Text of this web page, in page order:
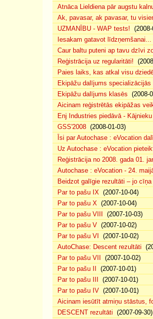
Atnāca Lieldiena pār augstu
Ak, pavasar, ak pavasar, tu
UZMANĪBU - WAP tests!
Iesakam gatavot līdzņemšanai...
Caur baltu puteni ap tavu dzīvi
Reģistrācija uz regularitāti!
Paies laiks, kas atkal visu
Ekipāžu dalījums specializācijās
Ekipāžu dalījums klasēs (2008-
Aicinam reģistrētās ekipāžas
Enj Industries piedāvā -
GSS'2008 (2008-01-03)
Īsi par Autochase : eVocation
Uz Autochase : eVocation
Reģistrācija no 2008. gada 01.
Autochase : eVocation - 24.
Beidzot galīgie rezultāti – jo
Par to pašu IX (2007-10-04)
Par to pašu X (2007-10-04)
Par to pašu VIII
(2007-10-03)
Par to pašu V (2007-10-02)
Par to pašu VI
(2007-10-02)
AutoChase: Descent rezultāti
Par to pašu VII
(2007-10-02)
Par to pašu II
(2007-10-01)
Par to pašu III
(2007-10-01)
Par to pašu IV (2007-10-01)
Aicinam iesūtīt atmiņu stāstus,
DESCENT rezultāti (2007-09-30)